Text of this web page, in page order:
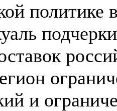
политике
и